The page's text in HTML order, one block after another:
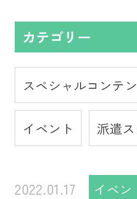
2022.01.17 イベン
カテゴリー
スペシャルコンテ
イベント 派遣